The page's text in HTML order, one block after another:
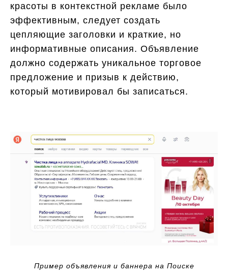
красоты в контекстной рекламе было
эффективным, следует создать
цепляющие заголовки и краткие, но
информативные описания. Объявление
должно содержать уникальное торговое
предложение и призыв к действию,
который мотивировал бы записаться.
Пример объявления и баннера на Поиске